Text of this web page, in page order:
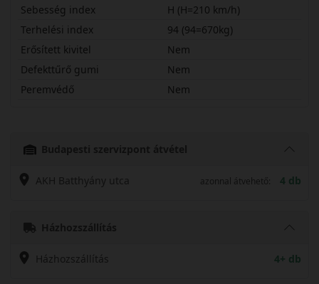
Sebesség index
H (H=210 km/h)
Terhelési index
94 (94=670kg)
Erősített kivitel
Nem
Defekttűrő gumi
Nem
Peremvédő
Nem
Budapesti szervizpont átvétel
AKH Batthyány utca azonnal átvehető: 4 db
Házhozszállítás
Házhozszállítás 4+ db